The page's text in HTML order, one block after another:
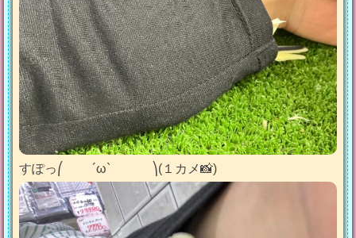
すぽっ⎛ ´ω` ⎞(１カメ📸)